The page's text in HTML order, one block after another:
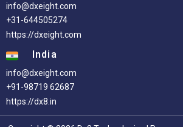
info@dxeight.com
+31-644505274
https://dxeight.com
India
info@dxeight.com
+91-98719 62687
https://dx8.in